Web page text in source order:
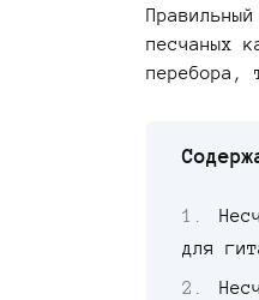
песчаных
перебора,
для